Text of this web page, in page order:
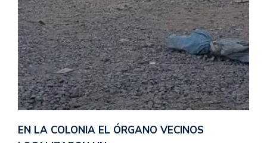
EN LA COLONIA EL ÓRGANO VECINOS